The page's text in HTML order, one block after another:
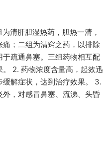
清肝胆湿热药，胆热一清，
；二组为清窍之药，以排除
疏通鼻塞。三组药物相互配
2. 药物浓度含量高，起效迅
解症状，达到治疗效果。 3.
，对感冒鼻塞、流涕、头昏